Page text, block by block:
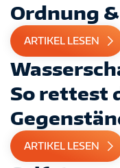
Ordnung
ARTIKEL LESEN
So rettest
ARTIKEL LESEN